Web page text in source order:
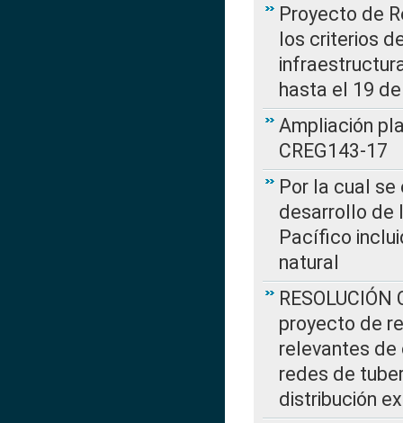
Proyecto de
los criterios
hasta el 19
Ampliación
CREG143-17
Por la cual
desarrollo de
Pacífico
natural
proyecto de
relevantes de
redes de
distribución